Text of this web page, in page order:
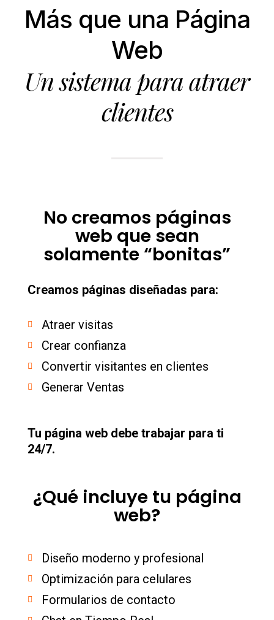
Más que una Página
Web
Un sistema para atraer
clientes
No creamos páginas
web que sean
solamente “bonitas”
Creamos páginas diseñadas para:
Atraer visitas
Crear confianza
Convertir visitantes en clientes
Generar Ventas
Tu página web debe trabajar para ti
24/7.
¿Qué incluye tu página
web?
Diseño moderno y profesional
Optimización para celulares
Formularios de contacto